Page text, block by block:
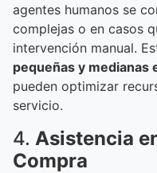
agentes humanos se
complejas o en casos
intervención manual.
pequeñas y medianas
pueden optimizar
servicio.
4. Asistencia
Compra